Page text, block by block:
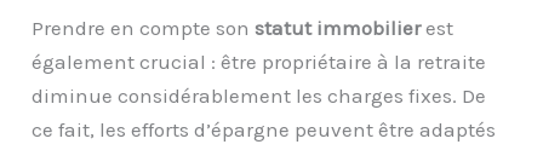
Prendre en compte sonstatut immobilierest
également crucial : être propriétaire à la retraite
diminue considérablement les charges fixes. De
ce fait, les efforts d’épargne peuvent être adaptés